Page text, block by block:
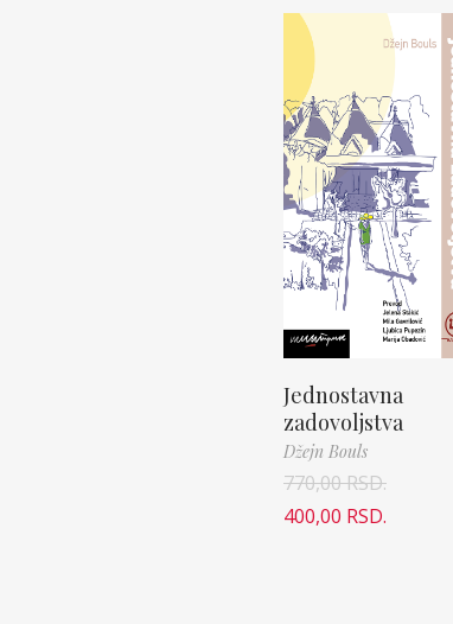
Jednostavna
zadovoljstva
Džejn Bouls
770,00RSD.
400,00 RSD.